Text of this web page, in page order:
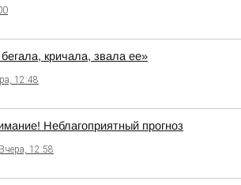
кричала, звала ее»
12:48
Неблагоприятный прогноз
Вчера, 12:58